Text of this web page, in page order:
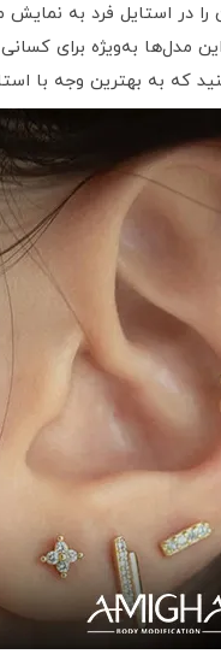
در استایل فرد به
مدل‌ها به‌ویژه برای
که به بهترین وجه